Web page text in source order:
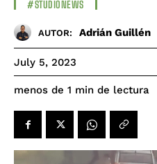
#STUDIONEWS
AUTOR: Adrián Guillén
July 5, 2023
menos de 1 min de lectura